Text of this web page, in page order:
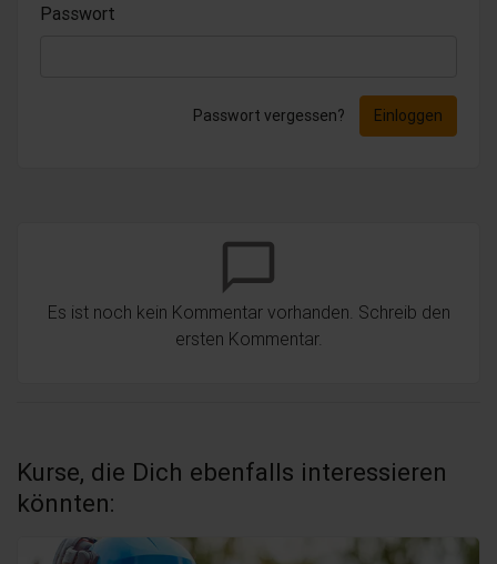
Passwort
Passwort vergessen? Einloggen
chat_bubble_outline
Es ist noch kein Kommentar vorhanden. Schreib den
ersten Kommentar.
Kurse, die Dich ebenfalls interessieren
könnten: